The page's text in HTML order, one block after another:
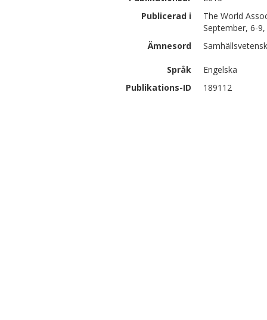
Publicerad i
The World
September, 6-
Ämnesord
Språk
Engelska
Publikations-ID
189112